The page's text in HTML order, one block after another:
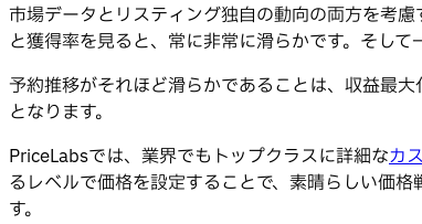
市場データとリスティング独自の動向の両方を考
と獲得率を見ると、常に非常に滑らかです。そして
予約推移がそれほど滑らかであることは、収益最
となります。
PriceLabsでは、業界でもトップクラスに詳細なカ
るレベルで価格を設定することで、素晴らしい価
す。